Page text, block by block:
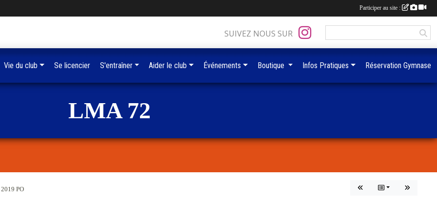
LMA 72
PO
SUIVEZ NOUS SUR
Vie du club Se licencier S'entraîner Aider le club Événements Boutique Infos Pratiques Réservation Gymnase
Participer au site :